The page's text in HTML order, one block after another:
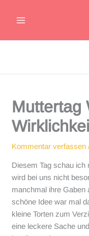
Inhalt
Muttertag
Kommentar verfassen
Diesem Tag schau ich
wird bei uns nicht
manchmal ihre Gaben
schöne Idee war mal
kleine Torten zum
eine leckere Sache